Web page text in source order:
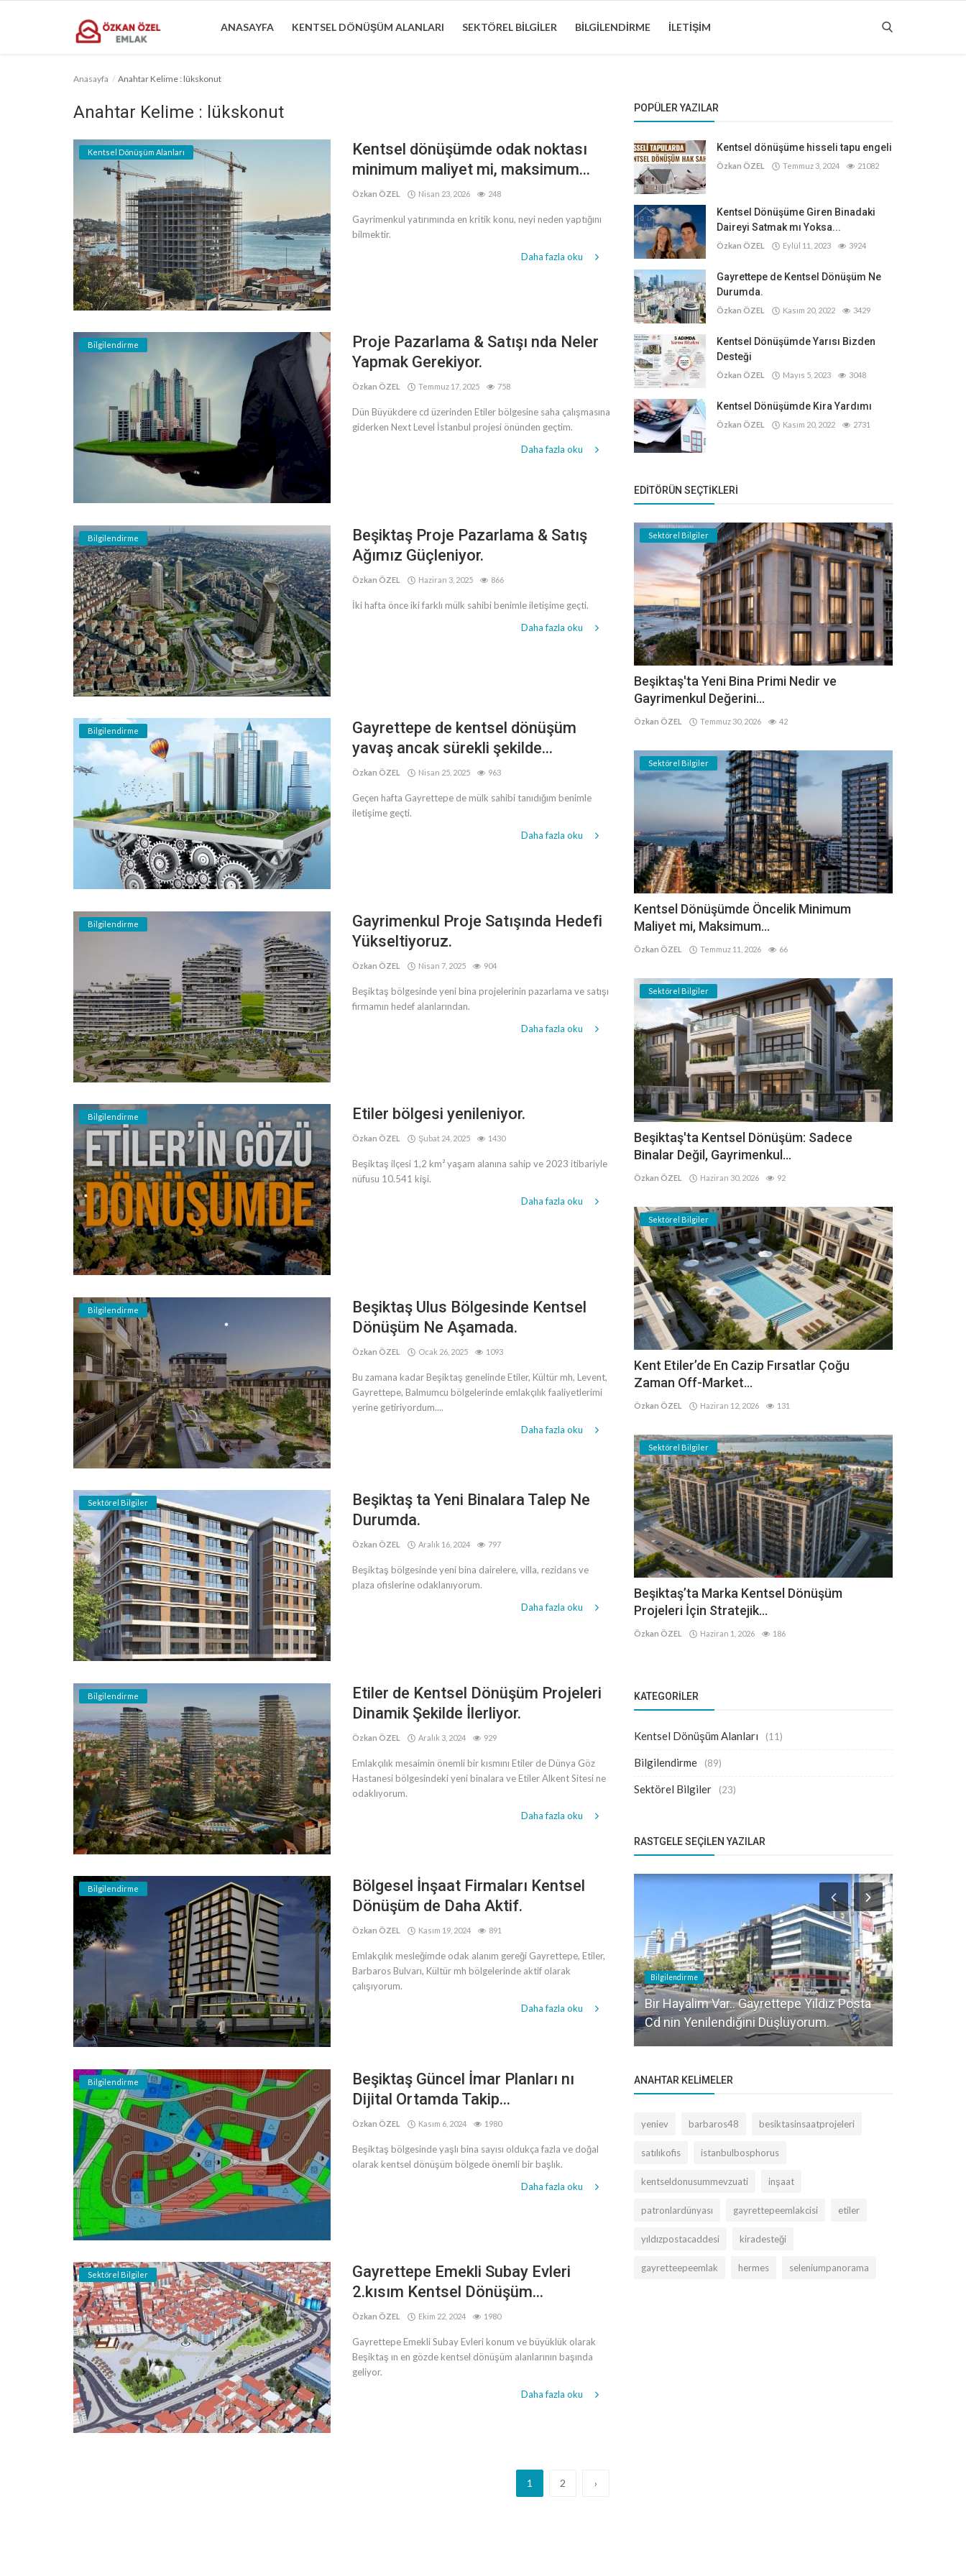
ANASAYFA KENTSEL DÖNÜŞÜM ALANLARI SEKTÖREL BILGILER BILGILENDIRME İLETIŞIM
Sektörel Bilgiler
Anasayfa Anahtar Kelime : lükskonut
Anahtar Kelime : lükskonut
Kentsel Dönüşüm Alanları
Kentsel dönüşümde odak noktası
minimum maliyet mi, maksimum...
Özkan ÖZEL Nisan 23, 2026 248
Gayrimenkul yatırımında en kritik konu, neyi neden yaptığını
bilmektir.
Daha fazla oku
Bilgilendirme
Proje Pazarlama & Satışı nda Neler
Yapmak Gerekiyor.
Özkan ÖZEL Temmuz 17, 2025 758
Dün Büyükdere cd üzerinden Etiler bölgesine saha çalışmasına
giderken Next Level İstanbul projesi önünden geçtim.
Daha fazla oku
Bilgilendirme
Beşiktaş Proje Pazarlama & Satış
Ağımız Güçleniyor.
Özkan ÖZEL Haziran 3, 2025 866
İki hafta önce iki farklı mülk sahibi benimle iletişime geçti.
Daha fazla oku
Bilgilendirme
Gayrettepe de kentsel dönüşüm
yavaş ancak sürekli şekilde...
Özkan ÖZEL Nisan 25, 2025 963
Geçen hafta Gayrettepe de mülk sahibi tanıdığım benimle
iletişime geçti.
Daha fazla oku
Bilgilendirme
Gayrimenkul Proje Satışında Hedefi
Yükseltiyoruz.
Özkan ÖZEL Nisan 7, 2025 904
Beşiktaş bölgesinde yeni bina projelerinin pazarlama ve satışı
firmamın hedef alanlarından.
Daha fazla oku
Bilgilendirme Etiler bölgesi yenileniyor.
Özkan ÖZEL Şubat 24, 2025 1430
Beşiktaş ilçesi 1,2 km² yaşam alanına sahip ve 2023 itibariyle
nüfusu 10.541 kişi.
Daha fazla oku
Bilgilendirme
Beşiktaş Ulus Bölgesinde Kentsel
Dönüşüm Ne Aşamada.
Özkan ÖZEL Ocak 26, 2025 1093
Bu zamana kadar Beşiktaş genelinde Etiler, Kültür mh, Levent,
Gayrettepe, Balmumcu bölgelerinde emlakçılık faaliyetlerimi
yerine getiriyordum....
Daha fazla oku
Sektörel Bilgiler
Beşiktaş ta Yeni Binalara Talep Ne
Durumda.
Özkan ÖZEL Aralık 16, 2024 797
Beşiktaş bölgesinde yeni bina dairelere, villa, rezidans ve
plaza ofislerine odaklanıyorum.
Daha fazla oku
Bilgilendirme
Etiler de Kentsel Dönüşüm Projeleri
Dinamik Şekilde İlerliyor.
Özkan ÖZEL Aralık 3, 2024 929
Emlakçılık mesaimin önemli bir kısmını Etiler de Dünya Göz
Hastanesi bölgesindeki yeni binalara ve Etiler Alkent Sitesi ne
odaklıyorum.
Daha fazla oku
Bilgilendirme
Bölgesel İnşaat Firmaları Kentsel
Dönüşüm de Daha Aktif.
Özkan ÖZEL Kasım 19, 2024 891
Emlakçılık mesleğimde odak alanım gereği Gayrettepe, Etiler,
Barbaros Bulvarı, Kültür mh bölgelerinde aktif olarak
çalışıyorum.
Daha fazla oku
Bilgilendirme
Beşiktaş Güncel İmar Planları nı
Dijital Ortamda Takip...
Özkan ÖZEL Kasım 6, 2024 1980
Beşiktaş bölgesinde yaşlı bina sayısı oldukça fazla ve doğal
olarak kentsel dönüşüm bölgede önemli bir başlık.
Daha fazla oku
Sektörel Bilgiler
Gayrettepe Emekli Subay Evleri
2.kısım Kentsel Dönüşüm...
Özkan ÖZEL Ekim 22, 2024 1980
Gayrettepe Emekli Subay Evleri konum ve büyüklük olarak
Beşiktaş ın en gözde kentsel dönüşüm alanlarının başında
geliyor.
Daha fazla oku
1 2 ›
POPÜLER YAZILAR
Kentsel dönüşüme hisseli tapu engeli
Özkan ÖZEL Temmuz 3, 2024 21082
Kentsel Dönüşüme Giren Binadaki
Daireyi Satmak mı Yoksa...
Özkan ÖZEL Eylül 11, 2023 3924
Gayrettepe de Kentsel Dönüşüm Ne
Durumda.
Özkan ÖZEL Kasım 20, 2022 3429
Kentsel Dönüşümde Yarısı Bizden
Desteği
Özkan ÖZEL Mayıs 5, 2023 3048
Kentsel Dönüşümde Kira Yardımı
Özkan ÖZEL Kasım 20, 2022 2731
EDITÖRÜN SEÇTIKLERI
Sektörel Bilgiler
Beşiktaş'ta Yeni Bina Primi Nedir ve
Gayrimenkul Değerini...
Özkan ÖZEL Temmuz 30, 2026 42
Sektörel Bilgiler
Kentsel Dönüşümde Öncelik Minimum
Maliyet mi, Maksimum...
Özkan ÖZEL Temmuz 11, 2026 66
Sektörel Bilgiler
Beşiktaş'ta Kentsel Dönüşüm: Sadece
Binalar Değil, Gayrimenkul...
Özkan ÖZEL Haziran 30, 2026 92
Sektörel Bilgiler
Kent Etiler’de En Cazip Fırsatlar Çoğu
Zaman Off-Market...
Özkan ÖZEL Haziran 12, 2026 131
Sektörel Bilgiler
Beşiktaş’ta Marka Kentsel Dönüşüm
Projeleri İçin Stratejik...
Özkan ÖZEL Haziran 1, 2026 186
KATEGORILER
Kentsel Dönüşüm Alanları (11)
Bilgilendirme (89)
Sektörel Bilgiler (23)
RASTGELE SEÇILEN YAZILAR
Bilgilendirme
Beşiktaş Güncel İmar Planları nı Dijital
Ortamda Takip Edebilirsiniz.
Bilgilendirme
Dubai de gayrimenkul yatırımlarınızı
Bilgilendirme
Bir Hayalim Var.. Gayrettepe Yıldız Posta
Cd nin Yenilendiğini Düşlüyorum.
ANAHTAR KELIMELER
yeniev barbaros48 besiktasinsaatprojeleri
satılıkofis istanbulbosphorus
kentseldonusummevzuati inşaat
patronlardünyası gayrettepeemlakcisi etiler
yıldızpostacaddesi kiradesteği
gayretteepeemlak hermes seleniumpanorama